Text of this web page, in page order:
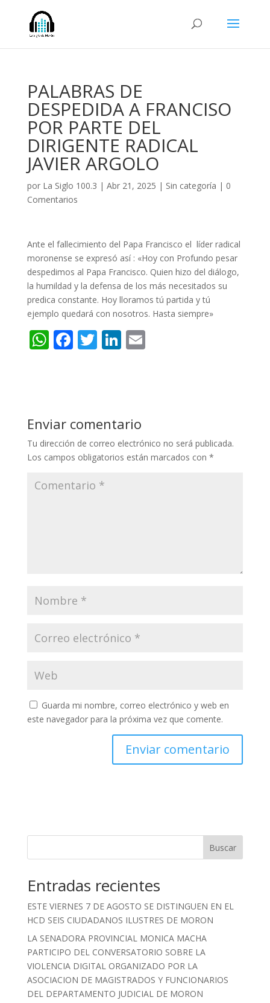
PALABRAS DE
DESPEDIDA A FRANCISO
POR PARTE DEL
DIRIGENTE RADICAL
JAVIER ARGOLO
por La Siglo 100.3 | Abr 21, 2025 | Sin categoría | 0
Comentarios
Ante el fallecimiento del Papa Francisco el líder radical
moronense se expresó así : «Hoy con Profundo pesar
despedimos al Papa Francisco. Quien hizo del diálogo,
la humildad y la defensa de los más necesitados su
predica constante. Hoy lloramos tú partida y tú
ejemplo quedará con nosotros. Hasta siempre»
W
A
p
p
F
o
o
k
T Li
dI
n
E
Enviar comentario
Tu dirección de correo electrónico no será publicada.
Los campos obligatorios están marcados con *
Guarda mi nombre, correo electrónico y web en
este navegador para la próxima vez que comente.
Buscar
Entradas recientes
ESTE VIERNES 7 DE AGOSTO SE DISTINGUEN EN EL
HCD SEIS CIUDADANOS ILUSTRES DE MORON
LA SENADORA PROVINCIAL MONICA MACHA
PARTICIPO DEL CONVERSATORIO SOBRE LA
VIOLENCIA DIGITAL ORGANIZADO POR LA
ASOCIACION DE MAGISTRADOS Y FUNCIONARIOS
DEL DEPARTAMENTO JUDICIAL DE MORON